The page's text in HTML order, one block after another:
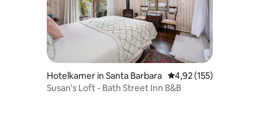
Hotelkamer in Santa Barbara Gemiddelde
4,92 (155)
Susan's Loft - Bath Street Inn B&B